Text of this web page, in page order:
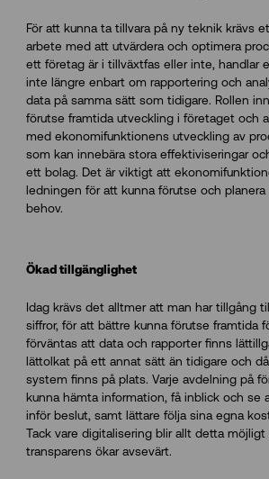
För att kunna ta tillvara på ny teknik krävs
arbete med att utvärdera och optimera
ett företag är i tillväxtfas eller inte, handlar
inte längre enbart om rapportering och
data på samma sätt som tidigare. Rollen
förutse framtida utveckling i företaget och
med ekonomifunktionens utveckling av
som kan innebära stora effektiviseringar
ett bolag. Det är viktigt att
ledningen för att kunna förutse och
behov.
Ökad tillgänglighet
Idag krävs det alltmer att man har tillgång
siffror, för att bättre kunna förutse framtida
förväntas att data och rapporter finns
lättolkat på ett annat sätt än tidigare och
system finns på plats. Varje avdelning på
kunna hämta information, få inblick och se
inför beslut, samt lättare följa sina egna
Tack vare digitalisering blir allt detta
transparens ökar avsevärt.